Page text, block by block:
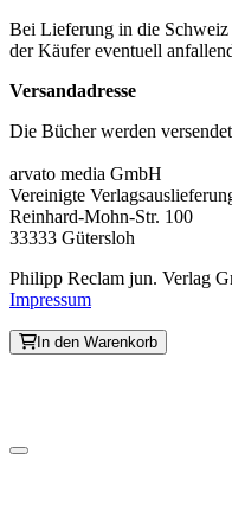
Bei Lieferung in die
der Käufer eventuell
Versandadresse
Die Bücher werden
arvato media GmbH
Vereinigte
Reinhard-Mohn-Str. 100
33333 Gütersloh
Philipp Reclam jun. Verlag
Impressum
In den Warenkorb